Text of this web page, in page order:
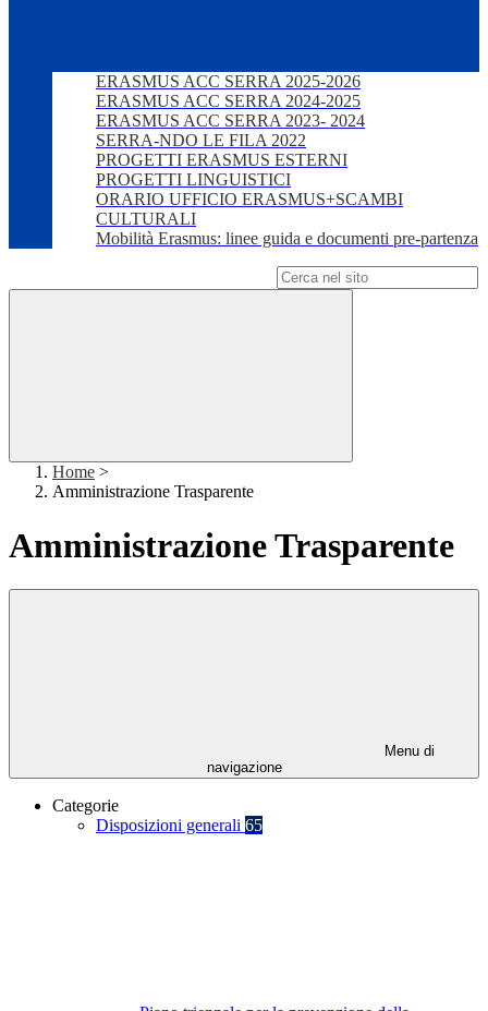
ERASMUS ACC SERRA 2025-2026
ERASMUS ACC SERRA 2024-2025
ERASMUS ACC SERRA 2023- 2024
SERRA-NDO LE FILA 2022
PROGETTI ERASMUS ESTERNI
PROGETTI LINGUISTICI
ORARIO UFFICIO ERASMUS+SCAMBI
CULTURALI
Mobilità Erasmus: linee guida e documenti pre-partenza
Home >
Amministrazione Trasparente
Amministrazione Trasparente
Menu di
navigazione
Categorie
Disposizioni generali 65